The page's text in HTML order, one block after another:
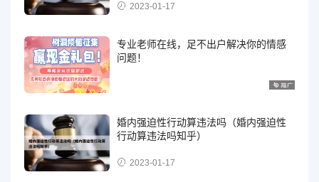
2023-01-17
专业老师在线，足不出户解决你的情感
问题！
婚内强迫性行动算违法吗（婚内强迫性
行动算违法吗知乎）
2023-01-17